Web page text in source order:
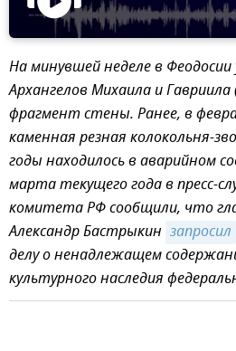
На минувшей неделе в Феодосии
Архангелов Михаила и Гавриила
фрагмент стены. Ранее, в
каменная резная колокольня-
годы находилось в аварийном
марта текущего года в пресс-
комитета РФ сообщили, что
Александр Бастрыкин запросил
делу о ненадлежащем
культурного наследия